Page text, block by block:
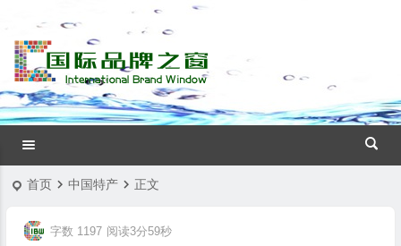
首页 中国特产 正文
字数 1197 阅读3分59秒